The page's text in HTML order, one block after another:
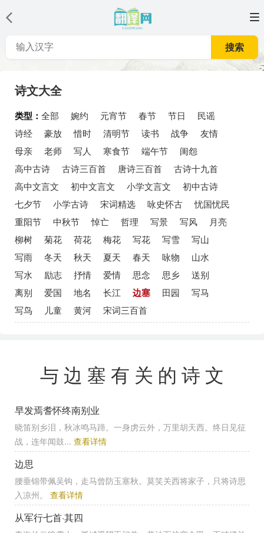
搜索
诗文大全
类型： 全部 婉约 元宵节 春节 节日
民谣
诗经
豪放 惜时 清明节 读书 战争
友情
母亲
老师 写人 寒食节 端午节
闺怨
高中古诗
古诗三百首 唐诗三百首
古诗十九首
高中文言文
初中文言文 小学文言文
初中古诗
七夕节
小学古诗 宋词精选 咏史怀古
忧国忧民
重阳节
中秋节 悼亡 哲理 写景 写风
月亮
柳树
菊花 荷花 梅花 写花 写雪
写山
写雨
冬天 秋天 夏天 春天 咏物
山水
写水
励志 抒情 爱情 思念 思乡
送别
离别
爱国 地名 长江 边塞 田园
写马
写鸟
儿童 黄河 宋词三百首
与边塞有关的诗文
早发焉耆怀终南别业
晓笛别乡泪，秋冰鸣马蹄。一身虏云外，万里胡天西。终日见征
战，连年闻鼓... 查看详情
边思
腰垂锦带佩吴钩，走马曾防玉塞秋。莫笑关西将家子，只将诗思
入凉州。 查看详情
从军行七首·其四